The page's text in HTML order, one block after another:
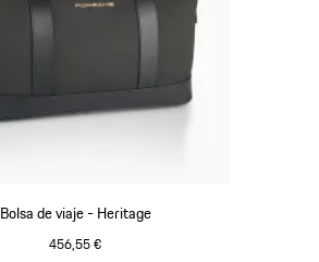
Bolsa de viaje - Heritage
456,55 €